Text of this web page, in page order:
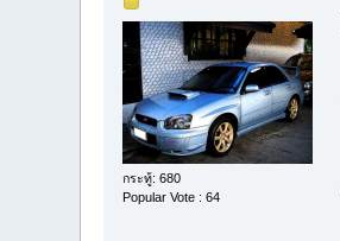
กระทู้: 680
Popular Vote : 64